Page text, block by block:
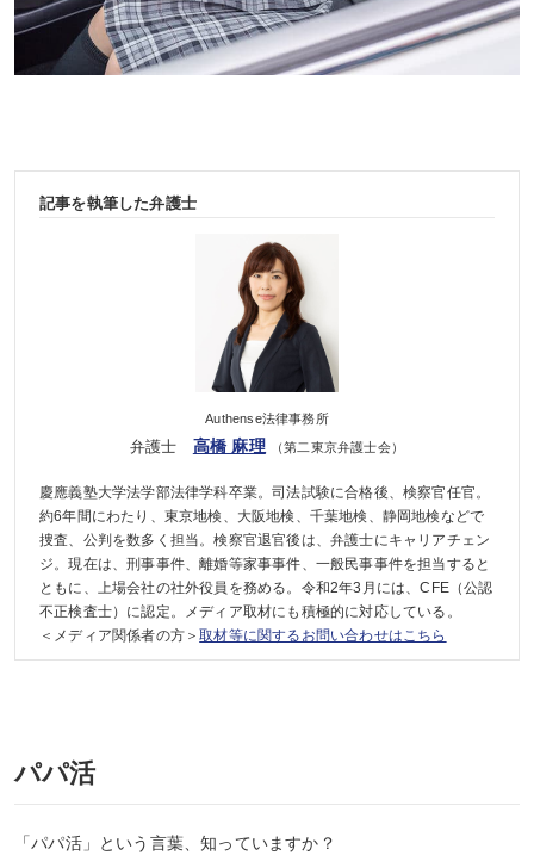
記事を執筆した弁護士
Authense法律事務所
弁護士 高橋 麻理 （第二東京弁護士会）
慶應義塾大学法学部法律学科卒業。司法試験に合格後、検察官任官。
約6年間にわたり、東京地検、大阪地検、千葉地検、静岡地検などで
捜査、公判を数多く担当。検察官退官後は、弁護士にキャリアチェン
ジ。現在は、刑事事件、離婚等家事事件、一般民事事件を担当すると
ともに、上場会社の社外役員を務める。令和2年3月には、CFE（公認
不正検査士）に認定。メディア取材にも積極的に対応している。
＜メディア関係者の方＞取材等に関するお問い合わせはこちら
パパ活
「パパ活」という言葉、知っていますか？